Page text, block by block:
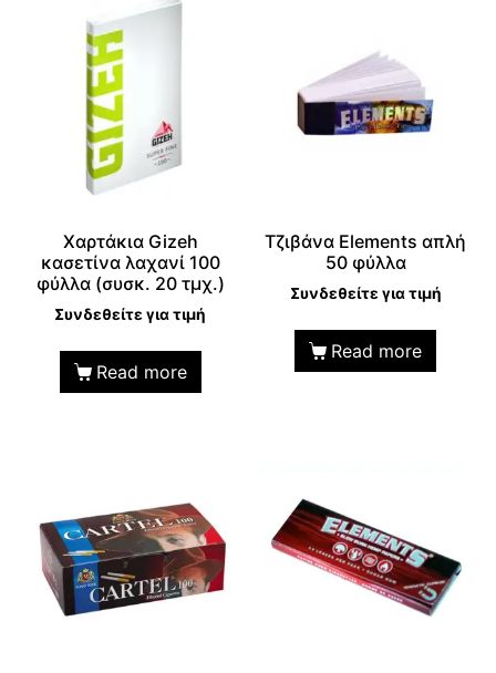
Χαρτάκια Gizeh
κασετίνα λαχανί 100
φύλλα (συσκ. 20 τμχ.)
Συνδεθείτε για τιμή
Read more
Τζιβάνα Elements απλή
50 φύλλα
Συνδεθείτε για τιμή
Read more